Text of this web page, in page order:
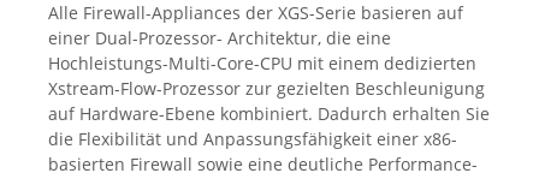
Alle Firewall-Appliances der XGS-Serie basieren auf
einer Dual-Prozessor- Architektur, die eine
Hochleistungs-Multi-Core-CPU mit einem dedizierten
Xstream-Flow-Prozessor zur gezielten Beschleunigung
auf Hardware-Ebene kombiniert. Dadurch erhalten Sie
die Flexibilität und Anpassungsfähigkeit einer x86-
basierten Firewall sowie eine deutliche Performance-